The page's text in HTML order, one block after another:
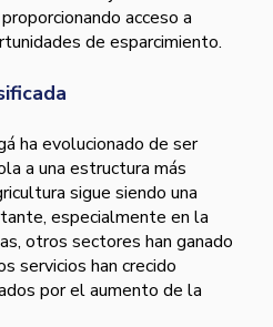
acceso a
de esparcimiento.
ha evolucionado de ser
a una estructura más
sigue siendo una
especialmente en la
otros sectores han ganado
servicios han crecido
por el aumento de la